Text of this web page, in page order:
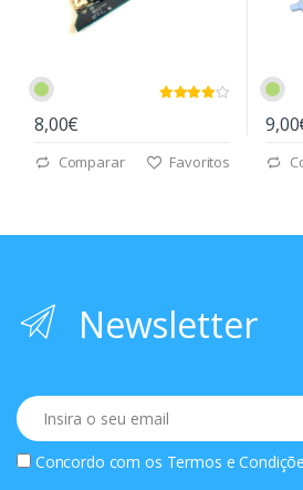
8,00€
Comparar Favoritos
Newsletter
Email
Concordo com os Termos e